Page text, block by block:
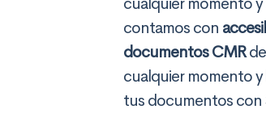
contamos con
documentos CMRde
cualquier momento
tus documentos con